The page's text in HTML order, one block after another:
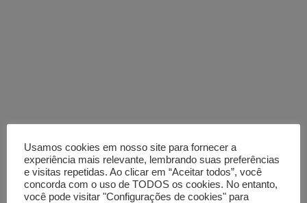
Usamos cookies em nosso site para fornecer a
experiência mais relevante, lembrando suas preferências
e visitas repetidas. Ao clicar em “Aceitar todos”, você
concorda com o uso de TODOS os cookies. No entanto,
você pode visitar "Configurações de cookies" para